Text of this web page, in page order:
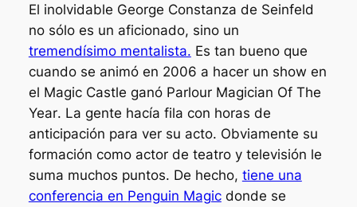
El inolvidable George Constanza de Seinfeld
no sólo es un aficionado, sino un
tremendísimo mentalista. Es tan bueno que
cuando se animó en 2006 a hacer un show en
el Magic Castle ganó Parlour Magician Of The
Year. La gente hacía fila con horas de
anticipación para ver su acto. Obviamente su
formación como actor de teatro y televisión le
suma muchos puntos. De hecho, tiene una
conferencia en Penguin Magicdonde se